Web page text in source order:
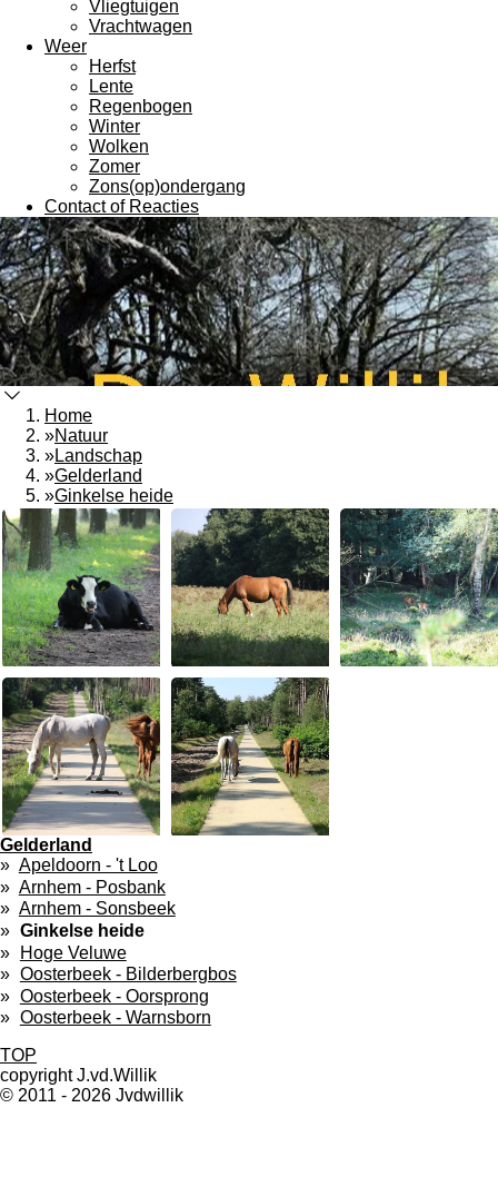
Vliegtuigen
Vrachtwagen
Weer
Herfst
Lente
Regenbogen
Winter
Wolken
Zomer
Zons(op)ondergang
Contact of Reacties
Home
»Natuur
»Landschap
»Gelderland
»Ginkelse heide
Gelderland
Apeldoorn - 't Loo
Arnhem - Posbank
Arnhem - Sonsbeek
Ginkelse heide
Hoge Veluwe
Oosterbeek - Bilderbergbos
Oosterbeek - Oorsprong
Oosterbeek - Warnsborn
TOP
copyright J.vd.Willik
© 2011 - 2026 Jvdwillik